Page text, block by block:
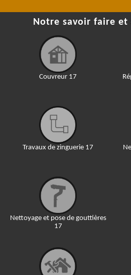
Notre savoir faire et
Couvreur 17
Travaux de zinguerie 17
Nettoyage et pose de gouttières
17